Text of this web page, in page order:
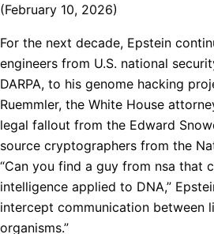
(February 10, 2026)
For the next decade, Epstein
engineers from U.S. national
DARPA, to his genome hacking
Ruemmler, the White House
legal fallout from the Edward
source cryptographers from the
“Can you find a guy from nsa that
intelligence applied to DNA,”
intercept communication between
organisms.”